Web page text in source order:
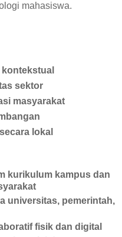
mahasiswa.
sektor
masyarakat
lokal
kurikulum kampus dan
universitas, pemerintah,
fisik dan digital